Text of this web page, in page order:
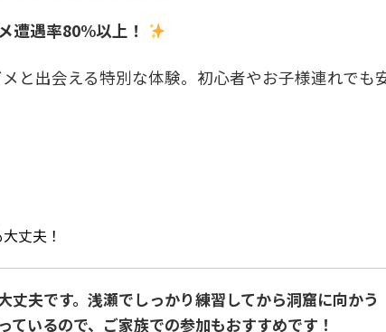
遭遇率80%以上！
と出会える特別な体験。初心者やお子様連れでも
丈夫！
丈夫です。浅瀬でしっかり練習してから洞窟に向かう
ているので、ご家族での参加もおすすめです！